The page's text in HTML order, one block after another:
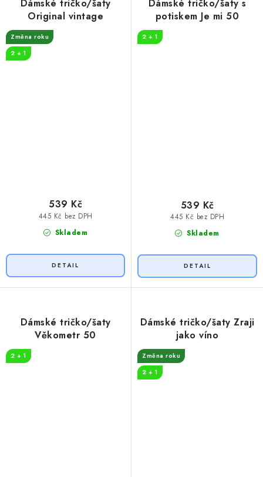
Dámské tričko/šaty
Original vintage
Změna roku
2 + 1
Skladem
445 Kč bez DPH
539 Kč
Dámské tričko/šaty s
potiskem Je mi 50
2 + 1
Skladem
445 Kč bez DPH
539 Kč
Dámské tričko/šaty
Věkometr 50
2 + 1
Dámské tričko/šaty Zraji
jako víno
Změna roku
2 + 1